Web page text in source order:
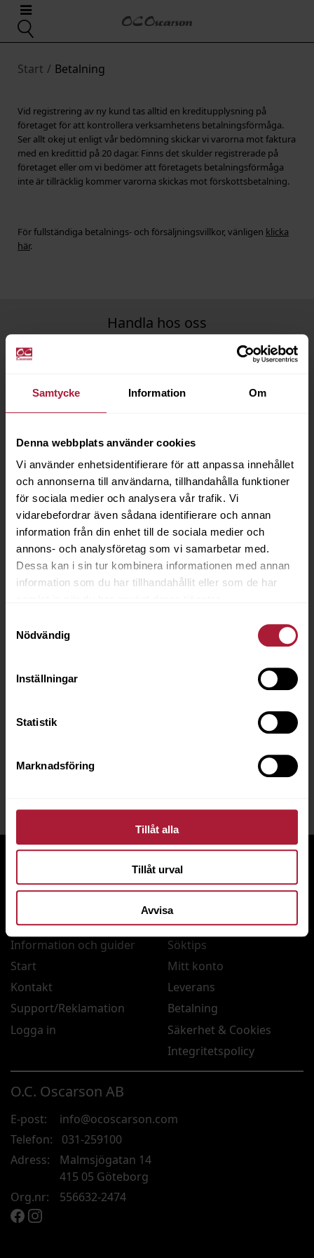
Samtycke Information Om
Denna webbplats använder cookies
Vi använder enhetsidentifierare för att anpassa innehållet
och annonserna till användarna, tillhandahålla funktioner
för sociala medier och analysera vår trafik. Vi
vidarebefordrar även sådana identifierare och annan
information från din enhet till de sociala medier och
annons- och analysföretag som vi samarbetar med.
Dessa kan i sin tur kombinera informationen med annan
information som du har tillhandahållit eller som de har
Nödvändig
Inställningar
Statistik
Marknadsföring
Tillåt alla
Tillåt urval
Avvisa
Start / Betalning
Vid registrering av ny kund tas alltid en kreditupplysning på
företaget för att kontrollera verksamhetens betalningsförmåga.
Ser allt okej ut enligt vår bedömning skickar vi varorna mot faktura
med en kredittid på 20 dagar. Finns det skulder registrerade på
företaget eller om vi bedömer att företagets betalningsförmåga
inte är tillräcklig kommer varorna skickas mot förskottsbetalning.
För fullständiga betalnings- och försäljningsvillkor, vänligen klicka
här.
Handla hos oss
Som kund hos OC Oscarson har du flera fördelar:
Webb- och mobilshop
Lägg din order dygnet
runt
Snabba leveranser
De flesta ordrar
skickas samma dag
inom Sverige vid
Vår kundservice är
O.C. Oscarson AB
E-post:
info@ocoscarson.com
Telefon:
031-259100
Adress:
Malmsjögatan 14
415 05 Göteborg
Org.nr:
556632-2474
Nyheter
Information och guider
Start
Kontakt
Support/Reklamation
Logga in
Hjälp
Så handlar du
Söktips
Mitt konto
Leverans
Betalning
Säkerhet & Cookies
Integritetspolicy